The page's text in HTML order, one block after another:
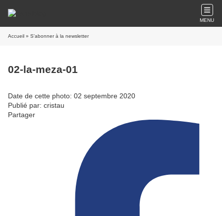
MENU
Accueil » S'abonner à la newsletter
02-la-meza-01
Date de cette photo: 02 septembre 2020
Publié par: cristau
Partager